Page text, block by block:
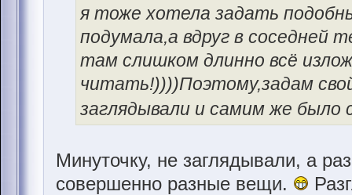
я тоже хотела задать
подумала,а вдруг в соседней
там слишком длинно всё
читать!))))Поэтому,задам
заглядывали и самим же
Минуточку, не заглядывали, а
совершенно разные вещи.